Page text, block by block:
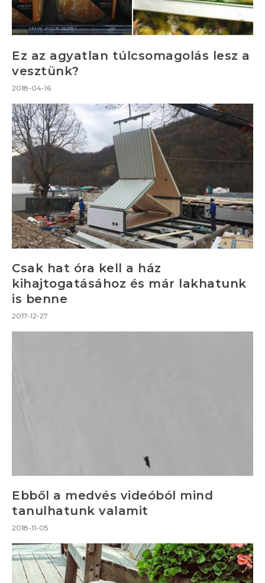
Ez az agyatlan túlcsomagolás lesz a
vesztünk?
2018-04-16
Csak hat óra kell a ház
kihajtogatásához és már lakhatunk
is benne
2017-12-27
Ebből a medvés videóból mind
tanulhatunk valamit
2018-11-05